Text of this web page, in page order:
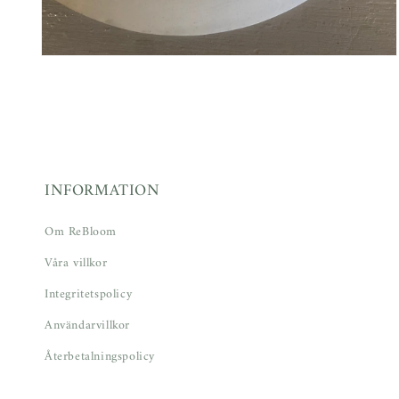
INFORMATION
Om ReBloom
Våra villkor
Integritetspolicy
Användarvillkor
Återbetalningspolicy